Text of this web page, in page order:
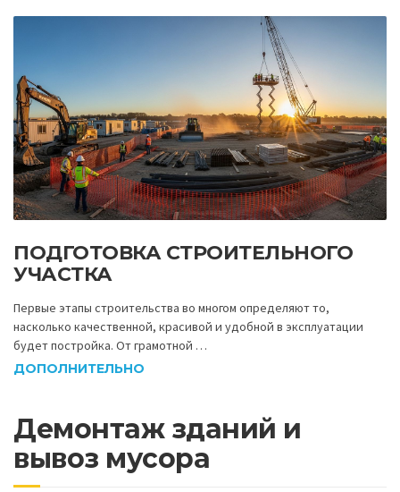
ПОДГОТОВКА СТРОИТЕЛЬНОГО
УЧАСТКА
Первые этапы строительства во многом определяют то,
насколько качественной, красивой и удобной в эксплуатации
будет постройка. От грамотной …
ДОПОЛНИТЕЛЬНО
Демонтаж зданий и
вывоз мусора